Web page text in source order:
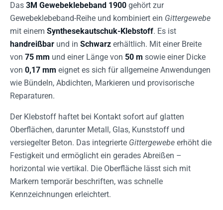
Das 3M Gewebeklebeband 1900 gehört zur
Gewebeklebeband-Reihe und kombiniert ein Gittergewebe
mit einem Synthesekautschuk-Klebstoff. Es ist
handreißbar und in Schwarz erhältlich. Mit einer Breite
von 75 mm und einer Länge von 50 m sowie einer Dicke
von 0,17 mm eignet es sich für allgemeine Anwendungen
wie Bündeln, Abdichten, Markieren und provisorische
Reparaturen.
Der Klebstoff haftet bei Kontakt sofort auf glatten
Oberflächen, darunter Metall, Glas, Kunststoff und
versiegelter Beton. Das integrierte Gittergewebe erhöht die
Festigkeit und ermöglicht ein gerades Abreißen –
horizontal wie vertikal. Die Oberfläche lässt sich mit
Markern temporär beschriften, was schnelle
Kennzeichnungen erleichtert.